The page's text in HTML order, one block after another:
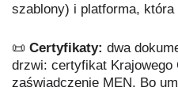
szablony) i platforma,
📜 Certyfikaty: dwa
drzwi: certyfikat Krajowego
zaświadczenie MEN. Bo